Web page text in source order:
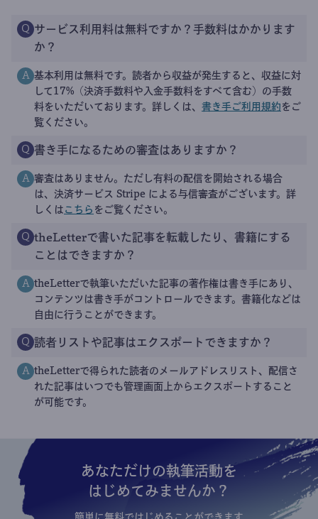
Q サービス利用料は無料ですか？手数料はかかります
か？
A 基本利用は無料です。読者から収益が発生すると、収益に対
して17%（決済手数料や入金手数料をすべて含む）の手数
料をいただいております。詳しくは、 書き手ご利用規約 をご
覧ください。
Q 書き手になるための審査はありますか？
A 審査はありません。ただし有料の配信を開始される場合
は、決済サービス Stripe による与信審査がございます。詳
しくは こちら をご覧ください。
Q theLetterで書いた記事を転載したり、書籍にする
ことはできますか？
A theLetterで執筆いただいた記事の著作権は書き手にあり、
コンテンツは書き手がコントロールできます。書籍化などは
自由に行うことができます。
Q 読者リストや記事はエクスポートできますか？
A theLetterで得られた読者のメールアドレスリスト、配信さ
れた記事はいつでも管理画面上からエクスポートすること
が可能です。
あなただけの執筆活動を
はじめてみませんか？
簡単に無料ではじめることができます